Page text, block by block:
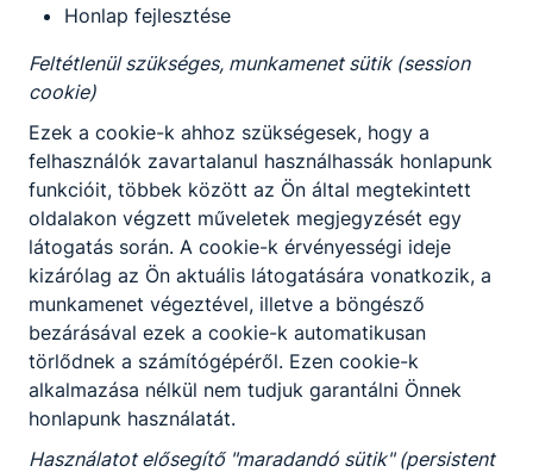
Honlap fejlesztése
Feltétlenül szükséges, munkamenet sütik (session
cookie)
Ezek a cookie-k ahhoz szükségesek, hogy a
felhasználók zavartalanul használhassák honlapunk
funkcióit, többek között az Ön által megtekintett
oldalakon végzett műveletek megjegyzését egy
látogatás során. A cookie-k érvényességi ideje
kizárólag az Ön aktuális látogatására vonatkozik, a
munkamenet végeztével, illetve a böngésző
bezárásával ezek a cookie-k automatikusan
törlődnek a számítógépéről. Ezen cookie-k
alkalmazása nélkül nem tudjuk garantálni Önnek
honlapunk használatát.
Használatot elősegítő "maradandó sütik" (persistent